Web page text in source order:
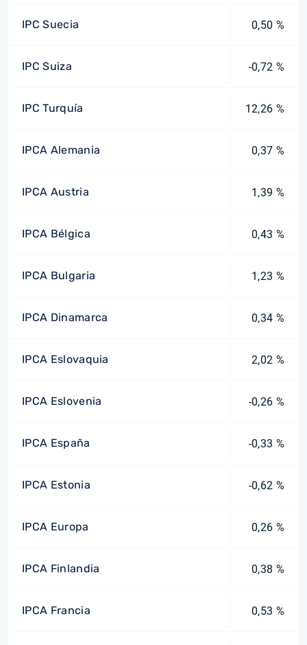
IPC Suecia 0,50 %
IPC Suiza -0,72 %
IPC Turquía 12,26 %
IPCA Alemania 0,37 %
IPCA Austria 1,39 %
IPCA Bélgica 0,43 %
IPCA Bulgaria 1,23 %
IPCA Dinamarca 0,34 %
IPCA Eslovaquia 2,02 %
IPCA Eslovenia -0,26 %
IPCA España -0,33 %
IPCA Estonia -0,62 %
IPCA Europa 0,26 %
IPCA Finlandia 0,38 %
IPCA Francia 0,53 %